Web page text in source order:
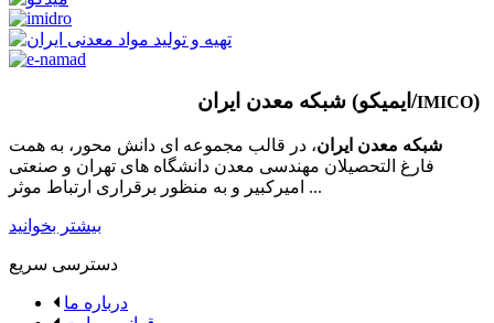
شبکه معدن ایران (ایمیکو/IMICO)
شبکه معدن ایران، در قالب مجموعه ای دانش محور، به همت
فارغ­ التحصیلان مهندسی معدن دانشگاه ­های تهران و صنعتی
امیرکبیر و به منظور برقراری ارتباط موثر ...
بیشتر بخوانید
دسترسی سریع
درباره ما